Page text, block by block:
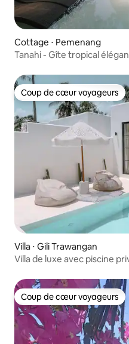
Cottage ⋅ Pemenang
Tanahi - Gîte tropical
Coup de cœur voyageurs
Coup de cœur voyageurs
Villa ⋅ Gili Trawangan
Villa de luxe avec piscine
Coup de cœur voyageurs
Coup de cœur voyageurs